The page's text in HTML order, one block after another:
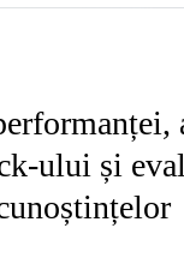
ului și